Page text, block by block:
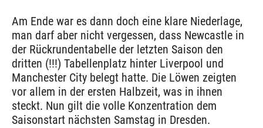
Am Ende war es dann doch eine klare Niederlage,
man darf aber nicht vergessen, dass Newcastle in
der Rückrundentabelle der letzten Saison den
dritten (!!!) Tabellenplatz hinter Liverpool und
Manchester City belegt hatte. Die Löwen zeigten
vor allem in der ersten Halbzeit, was in ihnen
steckt. Nun gilt die volle Konzentration dem
Saisonstart nächsten Samstag in Dresden.